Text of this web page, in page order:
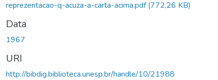
reprezentacao-q-acuza-a-carta-acima.pdf(772,26 KB)
Data
1967
URI
http://bibdig.biblioteca.unesp.br/handle/10/21988